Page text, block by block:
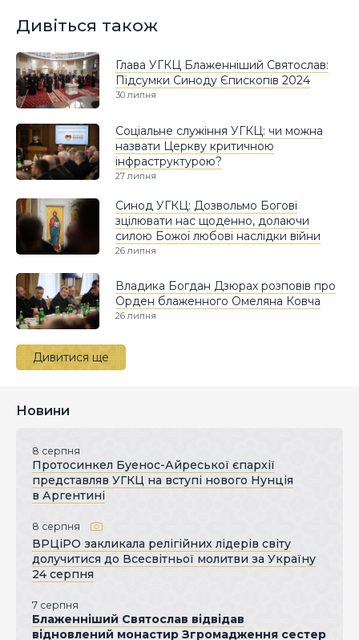
Дивіться також
Глава УГКЦ Блаженніший Святослав:
Підсумки Синоду Єпископів 2024
30 липня
Соціальне служіння УГКЦ: чи можна
назвати Церкву критичною
інфраструктурою?
27 липня
Синод УГКЦ: Дозвольмо Богові
зцілювати нас щоденно, долаючи
силою Божої любові наслідки війни
26 липня
Владика Богдан Дзюрах розповів про
Орден блаженного Омеляна Ковча
26 липня
Дивитися ще
Новини
8 серпня
Протосинкел Буенос-Айреської єпархії
представляв УГКЦ на вступі нового Нунція
в Аргентині
8 серпня
ВРЦіРО закликала релігійних лідерів світу
долучитися до Всесвітньої молитви за Україну
24 серпня
7 серпня
Блаженніший Святослав відвідав
відновлений монастир Згромадження сестер